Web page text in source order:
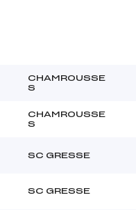
CHAMROUSSE
S
CHAMROUSSE
S
SC GRESSE
SC GRESSE